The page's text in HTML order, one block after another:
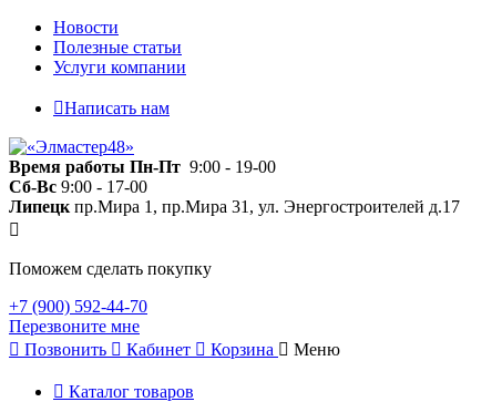
Новости
Полезные статьи
Услуги компании
Написать нам
Время работы Пн-Пт 9:00 - 19-00
Сб-Вс 9:00 - 17-00
Липецк пр.Мира 1, пр.Мира 31, ул. Энергостроителей д.17
Поможем сделать покупку
+7 (900) 592-44-70
Перезвоните мне
Позвонить
Кабинет Корзина Меню
Каталог товаров